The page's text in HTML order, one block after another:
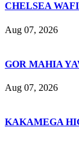
CHELSEA
Aug 07, 2026
GOR MAHIA
Aug 07, 2026
KAKAMEGA